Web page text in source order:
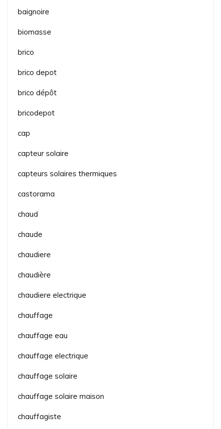
baignoire
biomasse
brico
brico depot
brico dépôt
bricodepot
cap
capteur solaire
capteurs solaires thermiques
castorama
chaud
chaude
chaudiere
chaudière
chaudiere electrique
chauffage
chauffage eau
chauffage electrique
chauffage solaire
chauffage solaire maison
chauffagiste